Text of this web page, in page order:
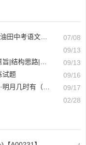
格式下载)【A01321】
07/08
09/13
重点难点|古今对译)
09/13
试题
09/16
（北宋：苏轼）
09/17
02/28